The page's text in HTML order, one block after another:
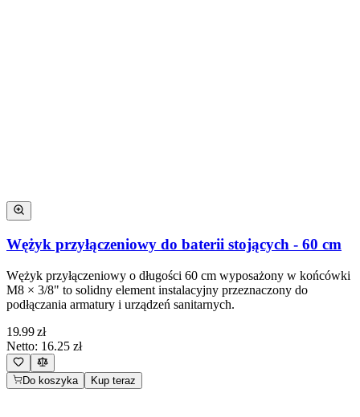
Wężyk przyłączeniowy do baterii stojących - 60 cm
Wężyk przyłączeniowy o długości 60 cm wyposażony w końcówki
M8 × 3/8" to solidny element instalacyjny przeznaczony do
podłączania armatury i urządzeń sanitarnych.
19.99zł
Netto: 16.25 zł
Do koszyka Kup teraz